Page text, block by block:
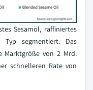
Sesamöl, raffiniertes
Typ segmentiert. Das
Marktgröße von 2 Mrd.
schnelleren Rate von